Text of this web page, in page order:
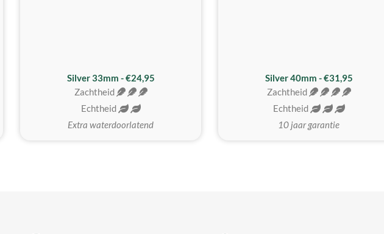
Silver 33mm - €24,95
Zachtheid
Echtheid
Extra waterdoorlatend
Silver 40mm - €31,95
Zachtheid
Echtheid
10 jaar garantie